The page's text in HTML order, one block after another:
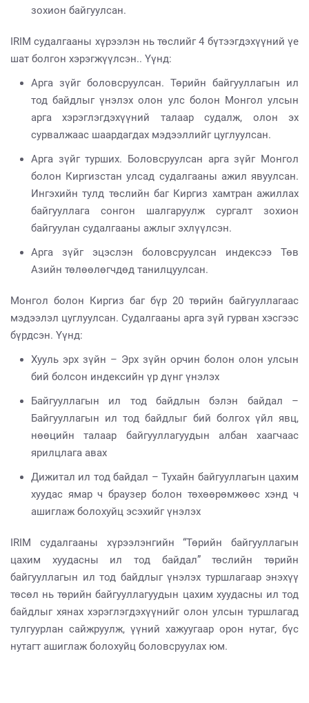
зохион байгуулсан.
IRIM судалгааны хүрээлэн нь төслийг 4 бүтээгдэхүүний үе
шат болгон хэрэгжүүлсэн.. Үүнд:
Арга зүйг боловсруулсан. Төрийн байгууллагын ил
тод байдлыг үнэлэх олон улс болон Монгол улсын
арга хэрэглэгдэхүүний талаар судалж, олон эх
сурвалжаас шаардагдах мэдээллийг цуглуулсан.
Арга зүйг турших. Боловсруулсан арга зүйг Монгол
болон Киргизстан улсад судалгааны ажил явуулсан.
Ингэхийн тулд төслийн баг Киргиз хамтран ажиллах
байгууллага сонгон шалгаруулж сургалт зохион
байгуулан судалгааны ажлыг эхлүүлсэн.
Арга зүйг эцэслэн боловсруулсан индексээ Төв
Азийн төлөөлөгчдөд танилцуулсан.
Монгол болон Киргиз баг бүр 20 төрийн байгууллагаас
мэдээлэл цуглуулсан. Судалгааны арга зүй гурван хэсгээс
бүрдсэн. Үүнд:
Хууль эрх зүйн – Эрх зүйн орчин болон олон улсын
бий болсон индексийн үр дүнг үнэлэх
Байгууллагын ил тод байдлын бэлэн байдал –
Байгууллагын ил тод байдлыг бий болгох үйл явц,
нөөцийн талаар байгууллагуудын албан хаагчаас
ярилцлага авах
Дижитал ил тод байдал – Тухайн байгууллагын цахим
хуудас ямар ч браузер болон төхөөрөмжөөс хэнд ч
ашиглаж болохуйц эсэхийг үнэлэх
IRIM судалгааны хүрээлэнгийн “Төрийн байгууллагын
цахим хуудасны ил тод байдал” төслийн төрийн
байгууллагын ил тод байдлыг үнэлэх туршлагаар энэхүү
төсөл нь төрийн байгууллагуудын цахим хуудасны ил тод
байдлыг хянах хэрэглэгдэхүүнийг олон улсын туршлагад
тулгуурлан сайжруулж, үүний хажуугаар орон нутаг, бүс
нутагт ашиглаж болохуйц боловсруулах юм.